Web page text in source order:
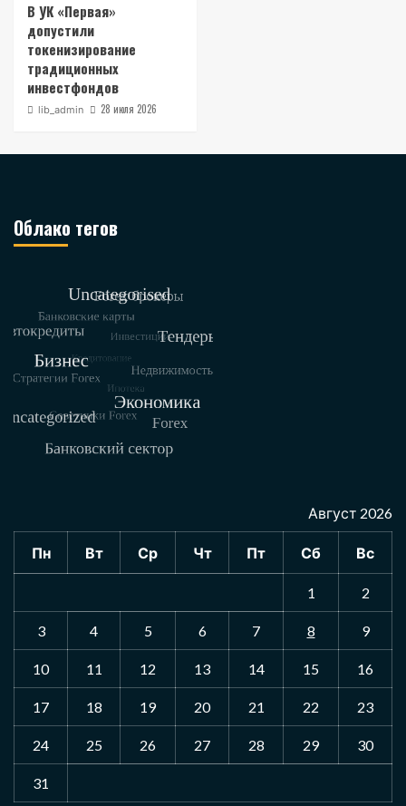
В УК «Первая»
допустили
токенизирование
традиционных
инвестфондов
lib_admin 28 июля 2026
Облако тегов
Август 2026
Пн Вт Ср Чт Пт Сб Вс
1 2
3 4 5 6 7 8 9
10 11 12 13 14 15 16
17 18 19 20 21 22 23
24 25 26 27 28 29 30
31